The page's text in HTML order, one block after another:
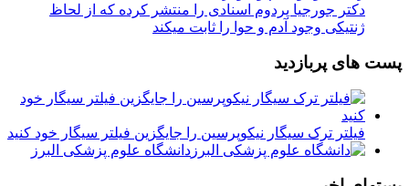
دکتر جورجیا پردوم اسنادی را منتشر کرده که از لحاظ
ژنتیکی وجود آدم و حوا را ثابت میکند
پست های پربازدید
فیلتر ترک سیگار نیکوپرسین را جایگزین فیلتر سیگار خود کنید
دانشگاه علوم پزشکی البرز